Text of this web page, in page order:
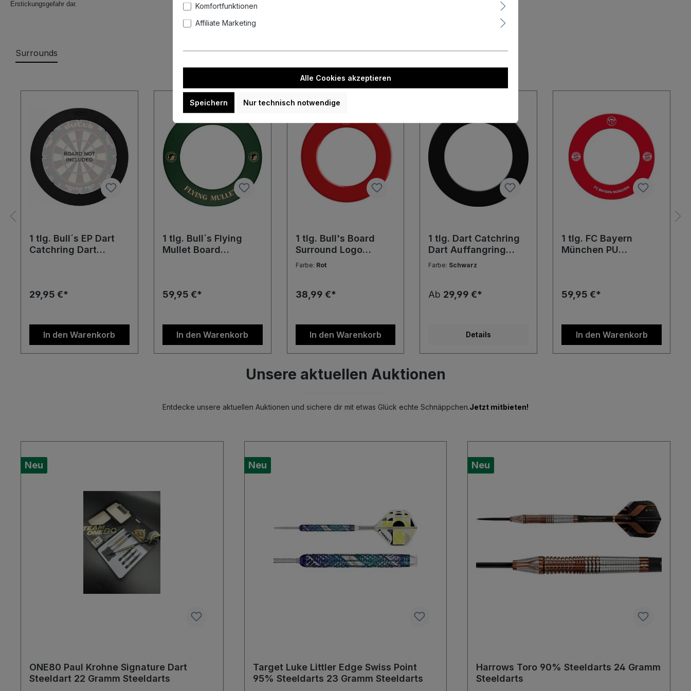
Erstickungsgefahr dar.
Surrounds
1 tlg. Bull´s EP Dart
Catchring Dart
29,95 €*
In den Warenkorb
1 tlg. Bull´s Flying
Mullet Board
59,95 €*
In den Warenkorb
1 tlg. Bull's Board
Surround Logo
Wandschutz schwarz
Farbe: Rot
38,99 €*
In den Warenkorb
1 tlg. Dart Catchring
Dart Auffangring
Surround ohne Druck
Farbe: Schwarz
Ab 29,99 €*
Details
1 tlg. FC Bayern
München PU
59,95 €*
In den Warenkorb
Unsere aktuellen Auktionen
Entdecke unsere aktuellen Auktionen und sichere dir mit etwas Glück echte Schnäppchen.Jetzt mitbieten!
Neu
ONE80 Paul Krohne Signature Dart
Steeldart 22 Gramm Steeldarts
Neu
Target Luke Littler Edge Swiss Point
95% Steeldarts 23 Gramm Steeldarts
Neu
Harrows Toro 90% Steeldarts 24 Gramm
Steeldarts
Komfortfunktionen
Affiliate Marketing
Alle Cookies akzeptieren
Speichern Nur technisch notwendige